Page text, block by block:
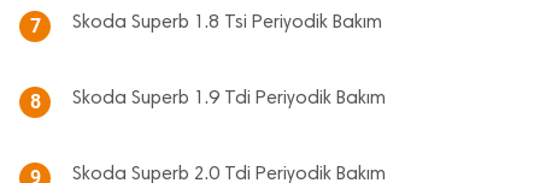
7 Skoda Superb 1.8 Tsi Periyodik Bakım
8 Skoda Superb 1.9 Tdi Periyodik Bakım
9 Skoda Superb 2.0 Tdi Periyodik Bakım